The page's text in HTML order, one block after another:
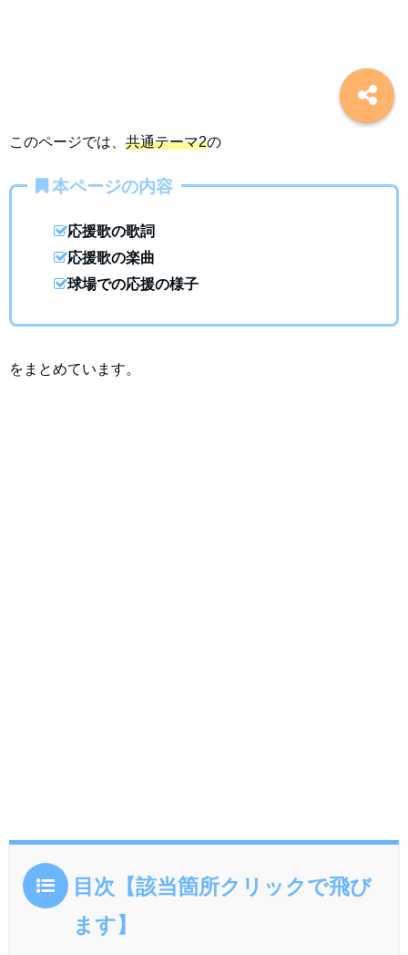
このページでは、 共通テーマ2の
本ページの内容
応援歌の歌詞
応援歌の楽曲
球場での応援の様子
をまとめています。
目次【該当箇所クリックで飛び
ます】